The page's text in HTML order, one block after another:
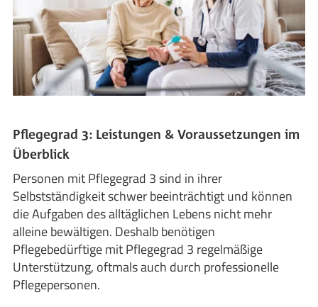
Pflegegrad 3: Leistungen & Voraussetzungen im
Überblick
Personen mit Pflegegrad 3 sind in ihrer
Selbstständigkeit schwer beeinträchtigt und können
die Aufgaben des alltäglichen Lebens nicht mehr
alleine bewältigen. Deshalb benötigen
Pflegebedürftige mit Pflegegrad 3 regelmäßige
Unterstützung, oftmals auch durch professionelle
Pflegepersonen.